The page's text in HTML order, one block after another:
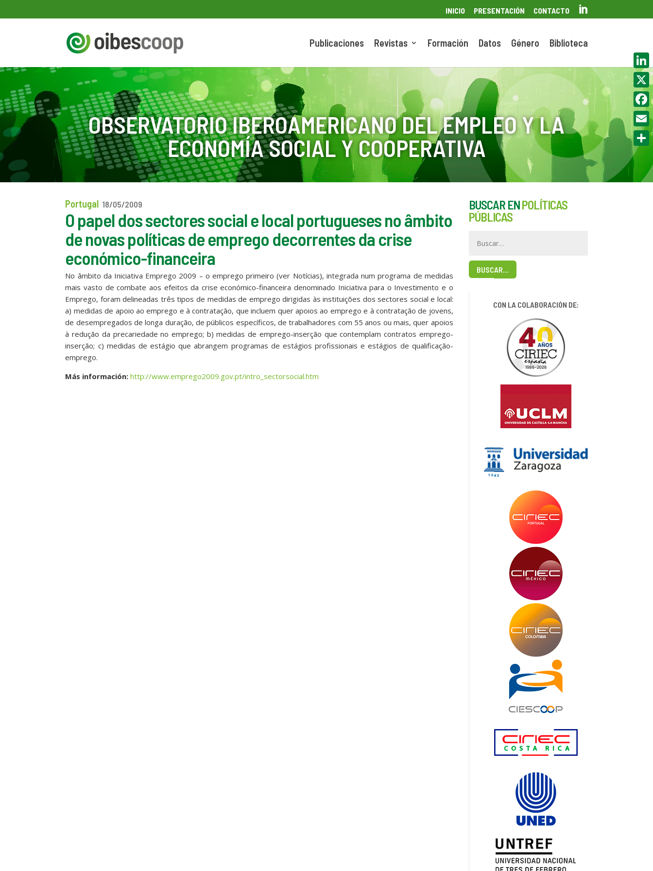
INICIO PRESENTACIÓN CONTACTO 
Publicaciones Revistas Formación Datos Género Biblioteca
OBSERVATORIO IBEROAMERICANO DEL EMPLEO Y LA
ECONOMÍA SOCIAL Y COOPERATIVA
Portugal 18/05/2009
O papel dos sectores social e local portugueses no âmbito
de novas políticas de emprego decorrentes da crise
económico-financeira
No âmbito da Iniciativa Emprego 2009 – o emprego primeiro (ver Notícias), integrada num programa de medidas
mais vasto de combate aos efeitos da crise económico-financeira denominado Iniciativa para o Investimento e o
Emprego, foram delineadas três tipos de medidas de emprego dirigidas às instituições dos sectores social e local:
a) medidas de apoio ao emprego e à contratação, que incluem quer apoios ao emprego e à contratação de jovens,
de desempregados de longa duração, de públicos específicos, de trabalhadores com 55 anos ou mais, quer apoios
à redução da precariedade no emprego; b) medidas de emprego-inserção que contemplam contratos emprego-
inserção; c) medidas de estágio que abrangem programas de estágios profissionais e estágios de qualificação-
emprego.
Más información:http://www.emprego2009.gov.pt/intro_sectorsocial.htm
BUSCAR ENPOLÍTICAS
PÚBLICAS
BUSCAR…
CON LA COLABORACIÓN DE:
X
Email